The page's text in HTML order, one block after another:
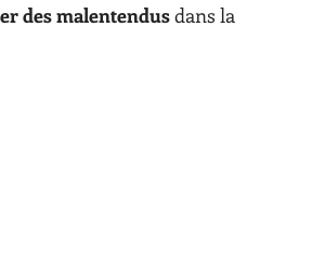
des malentendus dans la